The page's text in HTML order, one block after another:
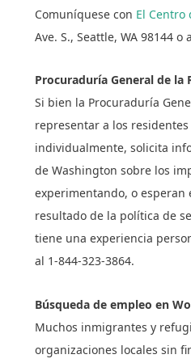
Comuníquese con El Centro
Ave. S., Seattle, WA 98144 o
Procuraduría General de la
Si bien la Procuraduría
representar a los
individualmente, solicita
de Washington sobre los
experimentando, o esperan
resultado de la política de
tiene una experiencia
al 1-844-323-3864.
Búsqueda de empleo en
Muchos inmigrantes y
organizaciones locales sin